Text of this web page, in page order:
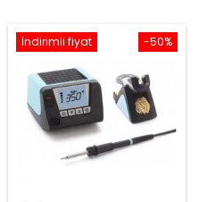
-50%
İndirimli fiyat